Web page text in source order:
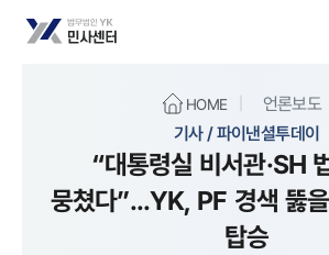
HOME 언론보도
기사 / 파이낸셜투데이
“대통령실 비서관·SH
뭉쳤다”...YK, PF 경색 뚫을
탑승